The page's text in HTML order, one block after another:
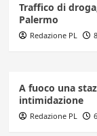
Traffico di
Palermo
Redazione PL
A fuoco una
intimidazione
Redazione PL